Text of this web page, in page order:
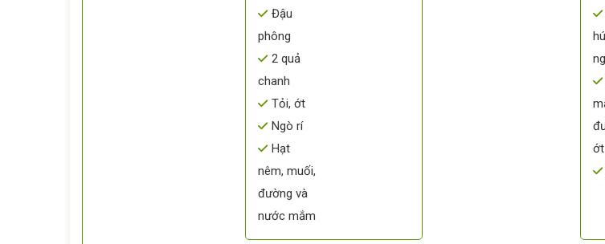
Đậu
phông
2 quả
chanh
Tỏi, ớt
Ngò rí
Hạt
nêm, muối,
đường và
nước mắm
ớt